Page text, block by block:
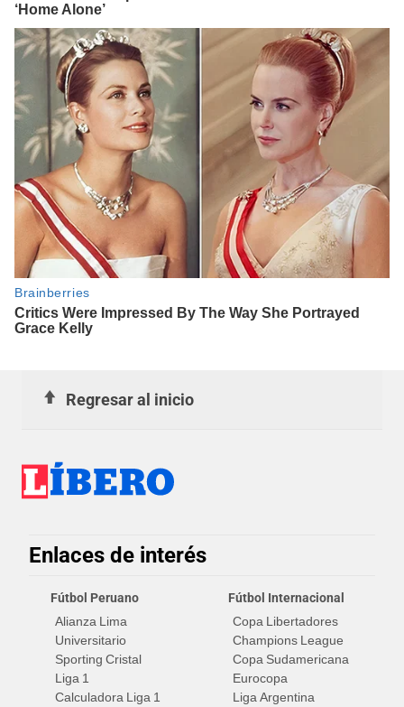
Regresar al inicio
Enlaces de interés
Fútbol Peruano
Alianza Lima
Universitario
Sporting Cristal
Liga 1
Calculadora Liga 1
Fútbol Internacional
Copa Libertadores
Champions League
Copa Sudamericana
Eurocopa
Liga Argentina